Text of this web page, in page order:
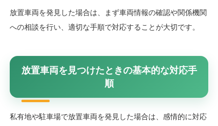
放置車両を発見した場合は、まず車両情報の確認や関係機関
への相談を行い、適切な手順で対応することが大切です。
放置車両を見つけたときの基本的な対応手
順
私有地や駐車場で放置車両を発見した場合は、感情的に対応